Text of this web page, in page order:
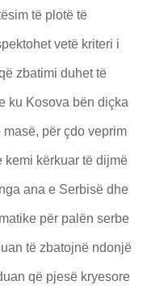
të plotë të
vetë kriteri i
zbatimi duhet të
ku Kosova bën diçka
për çdo veprim
kemi kërkuar të dijmë
ana e Serbisë dhe
për palën serbe
të zbatojnë ndonjë
që pjesë kryesore